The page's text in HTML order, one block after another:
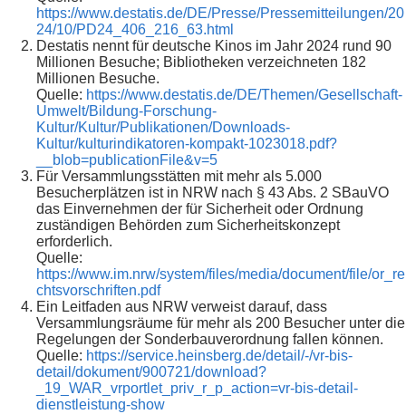
https://www.destatis.de/DE/Presse/Pressemitteilungen/20
24/10/PD24_406_216_63.html
Destatis nennt für deutsche Kinos im Jahr 2024 rund 90
Millionen Besuche; Bibliotheken verzeichneten 182
Millionen Besuche.
Quelle: https://www.destatis.de/DE/Themen/Gesellschaft-
Umwelt/Bildung-Forschung-
Kultur/Kultur/Publikationen/Downloads-
Kultur/kulturindikatoren-kompakt-1023018.pdf?
__blob=publicationFile&v=5
Für Versammlungsstätten mit mehr als 5.000
Besucherplätzen ist in NRW nach § 43 Abs. 2 SBauVO
das Einvernehmen der für Sicherheit oder Ordnung
zuständigen Behörden zum Sicherheitskonzept
erforderlich.
Quelle:
https://www.im.nrw/system/files/media/document/file/or_re
chtsvorschriften.pdf
Ein Leitfaden aus NRW verweist darauf, dass
Versammlungsräume für mehr als 200 Besucher unter die
Regelungen der Sonderbauverordnung fallen können.
Quelle: https://service.heinsberg.de/detail/-/vr-bis-
detail/dokument/900721/download?
_19_WAR_vrportlet_priv_r_p_action=vr-bis-detail-
dienstleistung-show